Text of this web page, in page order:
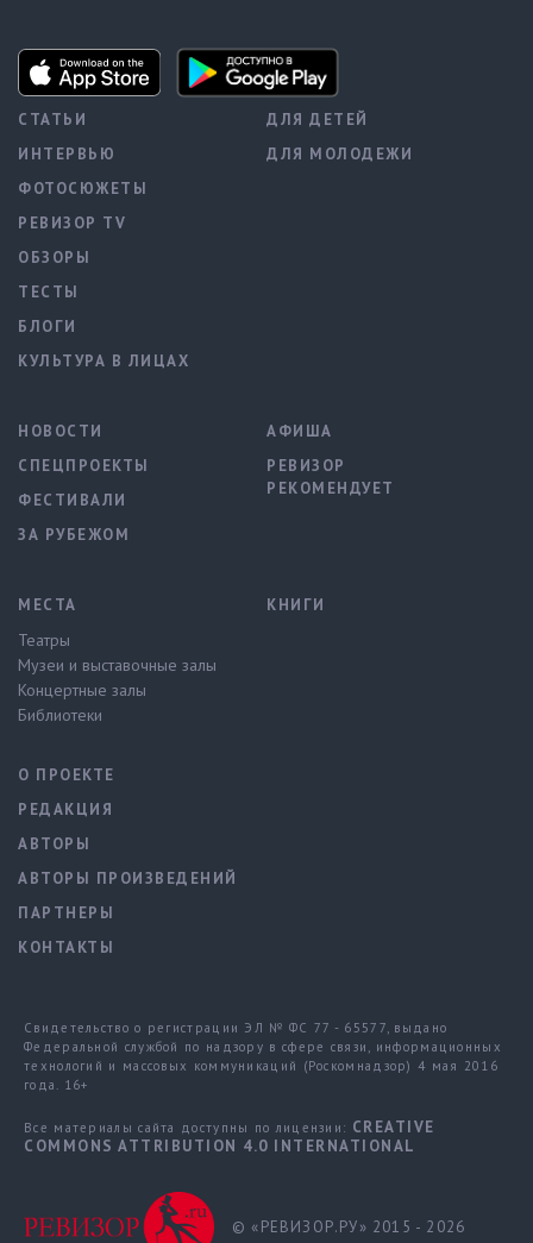
СТАТЬИ
ИНТЕРВЬЮ
ФОТОСЮЖЕТЫ
РЕВИЗОР TV
ОБЗОРЫ
ТЕСТЫ
БЛОГИ
КУЛЬТУРА В ЛИЦАХ
ДЛЯ ДЕТЕЙ
ДЛЯ МОЛОДЕЖИ
НОВОСТИ
СПЕЦПРОЕКТЫ
ФЕСТИВАЛИ
ЗА РУБЕЖОМ
АФИША
РЕВИЗОР
РЕКОМЕНДУЕТ
МЕСТА
Театры
Музеи и выставочные залы
Концертные залы
Библиотеки
КНИГИ
О ПРОЕКТЕ
РЕДАКЦИЯ
АВТОРЫ
АВТОРЫ ПРОИЗВЕДЕНИЙ
ПАРТНЕРЫ
КОНТАКТЫ
Свидетельство о регистрации ЭЛ № ФС 77 - 65577, выдано
Федеральной службой по надзору в сфере связи, информационных
технологий и массовых коммуникаций (Роскомнадзор) 4 мая 2016
года. 16+
Все материалы сайта доступны по лицензии: CREATIVE
COMMONS ATTRIBUTION 4.0 INTERNATIONAL
© «РЕВИЗОР.РУ» 2015 - 2026